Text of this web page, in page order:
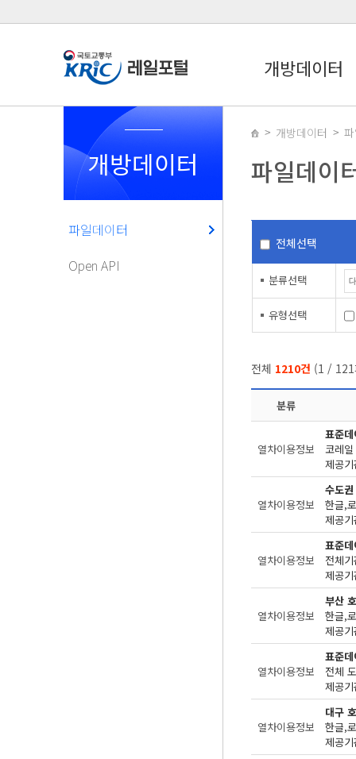
개방데이터
개방데이터
파일데이터
Open API
개방데이터
파일데이
전체선택
분류선택
유형선택
전체 1210건 (1 / 121
분류
열차이용정보
표준
코레
제공
열차이용정보
수도
한글,
제공
열차이용정보
표준
전체
제공
열차이용정보
부산
한글,
제공
열차이용정보
표준
전체
제공
열차이용정보
대구
한글,
제공